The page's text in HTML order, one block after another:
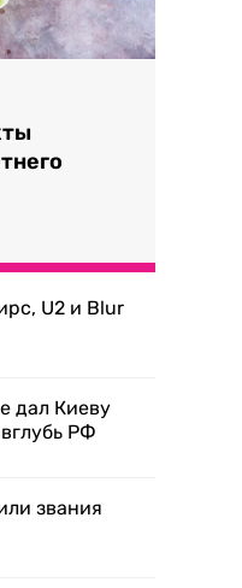
U2 и Blur
дал Киеву
РФ
звания